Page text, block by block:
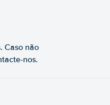
Caso não
nos.